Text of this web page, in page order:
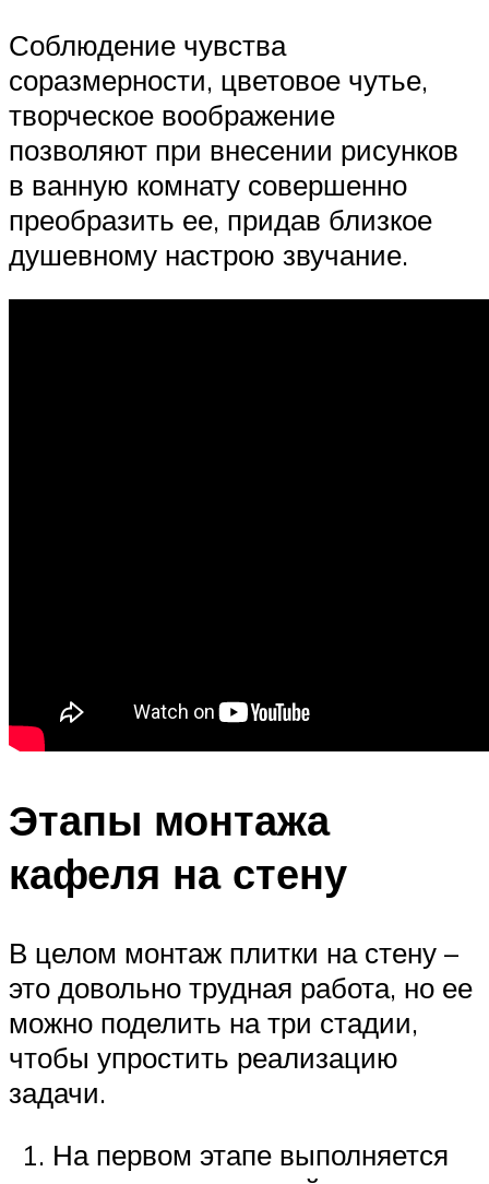
Соблюдение чувства
соразмерности, цветовое чутье,
творческое воображение
позволяют при внесении рисунков
в ванную комнату совершенно
преобразить ее, придав близкое
душевному настрою звучание.
Этапы монтажа
кафеля на стену
В целом монтаж плитки на стену –
это довольно трудная работа, но ее
можно поделить на три стадии,
чтобы упростить реализацию
задачи.
На первом этапе выполняется